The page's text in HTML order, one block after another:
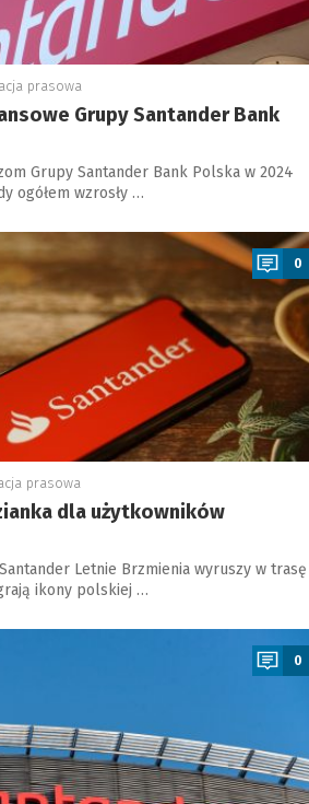
prasowa
Grupy Santander Bank
Grupy Santander Bank Polska w 2024
ogółem wzrosły …
0
prasowa
dla użytkowników
Letnie Brzmienia wyruszy w trasę
ikony polskiej …
0